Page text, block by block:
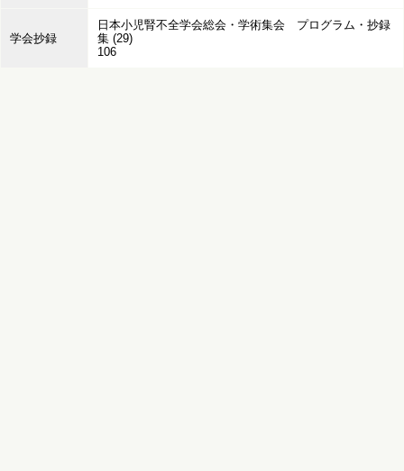
学会抄録
日本小児腎不全学会総会・学術集会 プログラム・抄録
集 (29)
106